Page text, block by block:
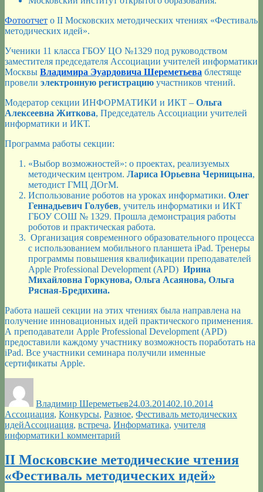
Фотоотчет о II Московских методических чтениях «Фестиваль
методических идей».
Ученики 11 класса ГБОУ ЦО №1329 под руководством
заместителя председателя Ассоциации учителей информатики
Москвы Владимира Эуардовича Шереметьева блестяще
провели электронную регистрацию участников чтений.
Модератор секции ИНФОРМАТИКИ и ИКТ – Ольга
Алексеевна Житкова, Председатель Ассоциации учителей
информатики и ИКТ.
Программа работы секции:
«Выбор возможностей»: о проектах, реализуемых
методическим центром. Лариса Юрьевна Черницына,
методист ГМЦ ДОгМ.
Использование роботов на уроках информатики. Олег
Геннадьевич Голубев, учитель информатики и ИКТ
ГБОУ СОШ № 1329. Прошла демонстрация работы
роботов и практическая работа.
Организация современного образовательного процесса
с использованием мобильного планшета iPad. Тренеры
программы повышения квалификации преподавателей
Apple Professional Development (APD) Ирина
Михайловна Горкунова, Ольга Асаянова, Ольга
Рясная-Бредихина.
Работа нашей секции на этих чтениях была направлена на
получение инновационных идей практического применения.
А преподаватели Apple Professional Development (APD)
предоставили каждому участнику возможность поработать на
iPad. Все участники семинара получили именные
сертификаты Apple.
Владимир Шереметьев24.03.201402.10.2014
Ассоциация, Конкурсы, Разное, Фестиваль методических
идейМетки
Ассоциация, встреча, Информатика, учителя
информатики1 комментарий
Завершились
II
Московские
II Московские методические чтения
«Фестиваль методических идей»